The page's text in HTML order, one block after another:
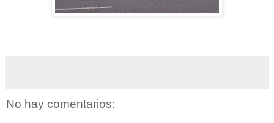
No hay comentarios: